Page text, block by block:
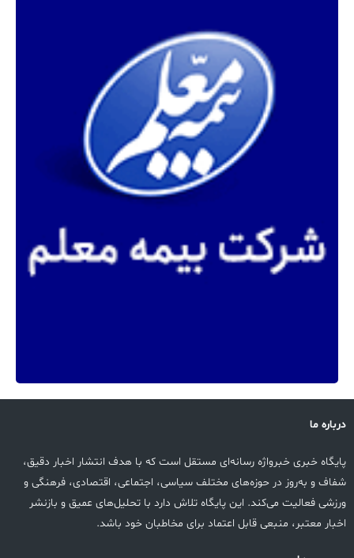
درباره ما
پایگاه خبری خبرواژه رسانه‌ای مستقل است که با هدف انتشار اخبار دقیق،
شفاف و به‌روز در حوزه‌های مختلف سیاسی، اجتماعی، اقتصادی، فرهنگی و
ورزشی فعالیت می‌کند. این پایگاه تلاش دارد با تحلیل‌های عمیق و بازنشر
اخبار معتبر، منبعی قابل اعتماد برای مخاطبان خود باشد.